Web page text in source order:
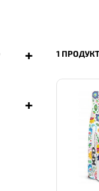
+
+
1 ПРОДУКТ